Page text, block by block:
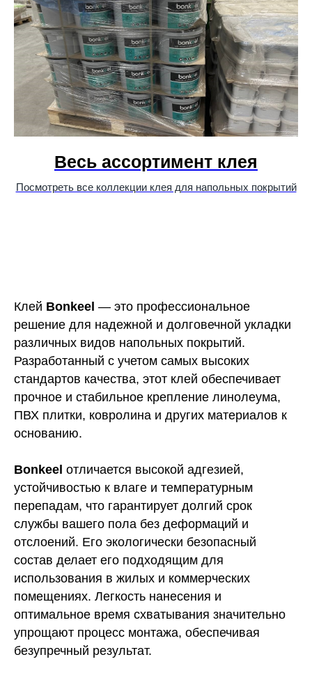
Весь ассортимент клея
Посмотреть все коллекции клея для напольных покрытий
Клей Bonkeel — это профессиональное
решение для надежной и долговечной укладки
различных видов напольных покрытий.
Разработанный с учетом самых высоких
стандартов качества, этот клей обеспечивает
прочное и стабильное крепление линолеума,
ПВХ плитки, ковролина и других материалов к
основанию.
Bonkeel отличается высокой адгезией,
устойчивостью к влаге и температурным
перепадам, что гарантирует долгий срок
службы вашего пола без деформаций и
отслоений. Его экологически безопасный
состав делает его подходящим для
использования в жилых и коммерческих
помещениях. Легкость нанесения и
оптимальное время схватывания значительно
упрощают процесс монтажа, обеспечивая
безупречный результат.
КОНТАКТЫ